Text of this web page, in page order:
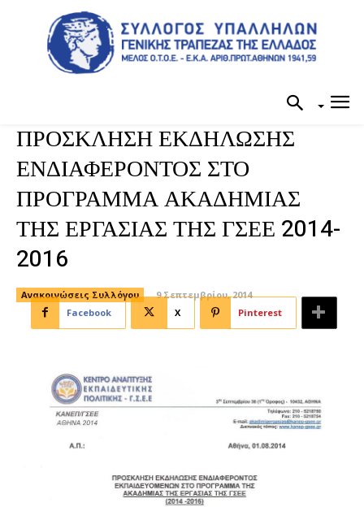
ΠΡΟΣΚΛΗΣΗ ΕΚΔΗΛΩΣΗΣ
ΕΝΔΙΑΦΕΡΟΝΤΟΣ ΣΤΟ
ΠΡΟΓΡΑΜΜΑ ΑΚΑΔΗΜΙΑΣ
ΤΗΣ ΕΡΓΑΣΙΑΣ ΤΗΣ ΓΣΕΕ 2014-
2016
Ανακοινώσεις Συλλόγου
9 Σεπτεμβρίου, 2014
Facebook
X Pinterest